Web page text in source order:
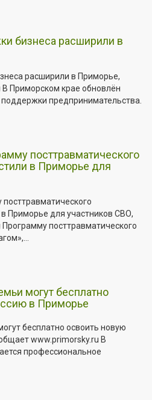
бизнеса расширили в
расширили в Приморье,
Приморском крае обновлён
предпринимательства.
посттравматического
в Приморье для
Приморье для участников СВО,
посттравматического
могут бесплатно
в Приморье
бесплатно освоить новую
www.primorsky.ru В
профессиональное